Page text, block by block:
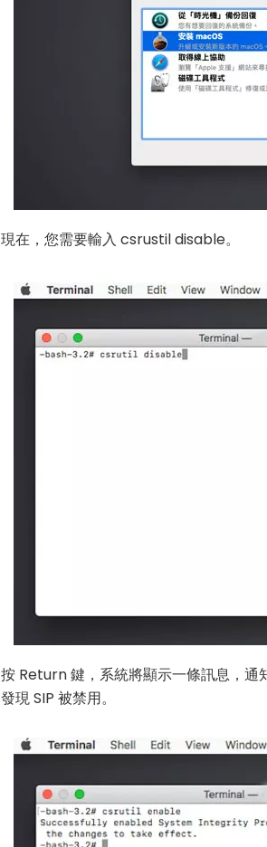
現在，您需要輸入 csrustil disable。
按 Return 鍵，系統將顯示一條訊息，
發現 SIP 被禁用。